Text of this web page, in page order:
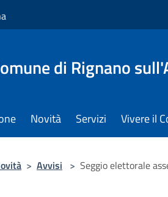
di Rignano
Novità Servizi Vivere il
> Avvisi > Seggio elettorale